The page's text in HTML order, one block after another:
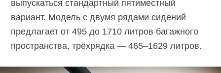
выпускаться стандартный пятиместный
вариант. Модель с двумя рядами сидений
предлагает от 495 до 1710 литров багажного
пространства, трёхрядка — 465–1629 литров.